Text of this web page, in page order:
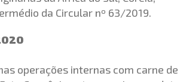
da Circular nº 63/2019.
operações internas com carne de